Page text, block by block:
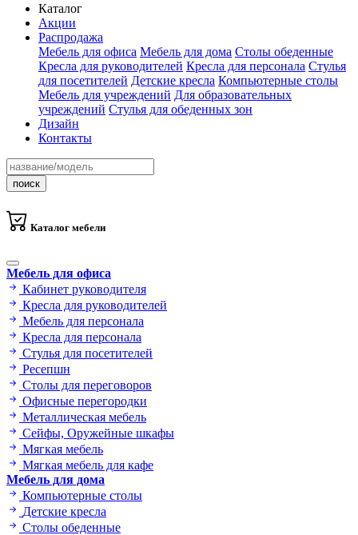
Каталог
Акции
Распродажа
Мебель для офиса Мебель для дома Столы обеденные
Кресла для руководителей Кресла для персонала Стулья
для посетителей Детские кресла Компьютерные столы
Мебель для учреждений Для образовательных
учреждений Стулья для обеденных зон
Дизайн
Контакты
поиск
Каталог мебели
Мебель для офиса
Кабинет руководителя
Кресла для руководителей
Мебель для персонала
Кресла для персонала
Стулья для посетителей
Ресепшн
Столы для переговоров
Офисные перегородки
Металлическая мебель
Сейфы, Оружейные шкафы
Мягкая мебель
Мягкая мебель для кафе
Мебель для дома
Компьютерные столы
Детские кресла
Столы обеденные